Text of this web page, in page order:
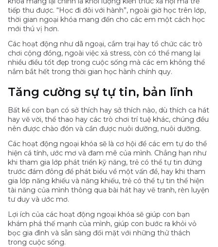
tiếp thu được. “Học đi đôi với hành”, ngoài giờ học trên lớp,
thời gian ngoại khóa mang đến cho các em một cách học
mới thú vị hơn.
Các hoạt động như dã ngoại, cắm trại hay tổ chức các trò
chơi cộng đồng, ngoài việc xả stress, còn có thể mang lại
nhiều điều tốt đẹp trong cuộc sống mà các em không thể
nắm bắt hết trong thời gian học hành chính quy.
Tăng cường sự tự tin, bản lĩnh
Bất kể con bạn có sở thích hay sở thích nào, dù thích ca hát
hay vẽ vời, thể thao hay các trò chơi trí tuệ khác, chúng đều
nên được chào đón và cần được nuôi dưỡng, nuôi dưỡng.
Các hoạt động ngoại khóa sẽ là cơ hội để các em tự do thể
hiện cá tính, ước mơ và đam mê của mình. Chẳng hạn như
khi tham gia lớp phát triển kỹ năng, trẻ có thể tự tin đứng
trước đám đông để phát biểu về một vấn đề, hay khi tham
gia lớp năng khiếu và năng khiếu, trẻ có thể tự tin thể hiện
tài năng của mình thông qua bài hát hay vẽ tranh, rèn luyện
tư duy và ước mơ.
Lợi ích của các hoạt động ngoại khóa sẽ giúp con bạn
khám phá thế mạnh của mình, giúp con bước ra khỏi vỏ
bọc gia đình và sẵn sàng đối mặt với những thử thách
trong cuộc sống.